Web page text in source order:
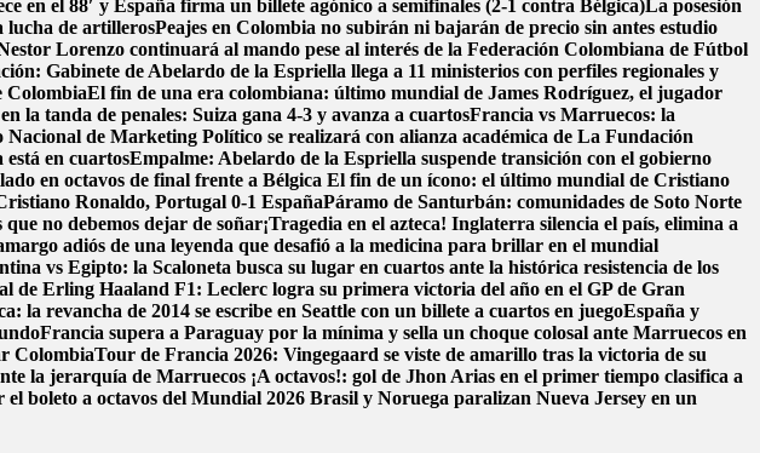
en el 88′ y España firma un billete agónico a semifinales (2-1 contra Bélgica)La posesión
lucha de artillerosPeajes en Colombia no subirán ni bajarán de precio sin antes estudio
Lorenzo continuará al mando pese al interés de la Federación Colombiana de Fútbol
Gabinete de Abelardo de la Espriella llega a 11 ministerios con perfiles regionales y
ColombiaEl fin de una era colombiana: último mundial de James Rodríguez, el jugador
la tanda de penales: Suiza gana 4-3 y avanza a cuartosFrancia vs Marruecos: la
Nacional de Marketing Político se realizará con alianza académica de La Fundación
en cuartosEmpalme: Abelardo de la Espriella suspende transición con el gobierno
en octavos de final frente a Bélgica El fin de un ícono: el último mundial de Cristiano
Ronaldo, Portugal 0-1 EspañaPáramo de Santurbán: comunidades de Soto Norte
no debemos dejar de soñar¡Tragedia en el azteca! Inglaterra silencia el país, elimina a
adiós de una leyenda que desafió a la medicina para brillar en el mundial
vs Egipto: la Scaloneta busca su lugar en cuartos ante la histórica resistencia de los
de Erling Haaland F1: Leclerc logra su primera victoria del año en el GP de Gran
la revancha de 2014 se escribe en Seattle con un billete a cuartos en juegoEspaña y
Francia supera a Paraguay por la mínima y sella un choque colosal ante Marruecos en
ColombiaTour de Francia 2026: Vingegaard se viste de amarillo tras la victoria de su
la jerarquía de Marruecos ¡A octavos!: gol de Jhon Arias en el primer tiempo clasifica a
boleto a octavos del Mundial 2026 Brasil y Noruega paralizan Nueva Jersey en un